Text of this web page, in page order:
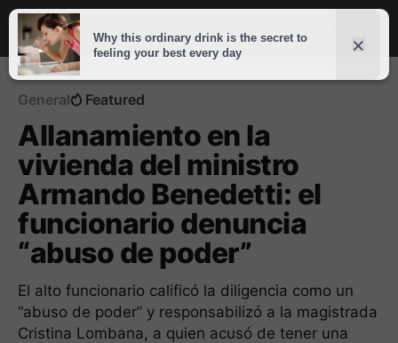
General Featured
Allanamiento en la
vivienda del ministro
Armando Benedetti: el
funcionario denuncia
“abuso de poder”
El alto funcionario calificó la diligencia como un
“abuso de poder” y responsabilizó a la magistrada
Cristina Lombana, a quien acusó de tener una